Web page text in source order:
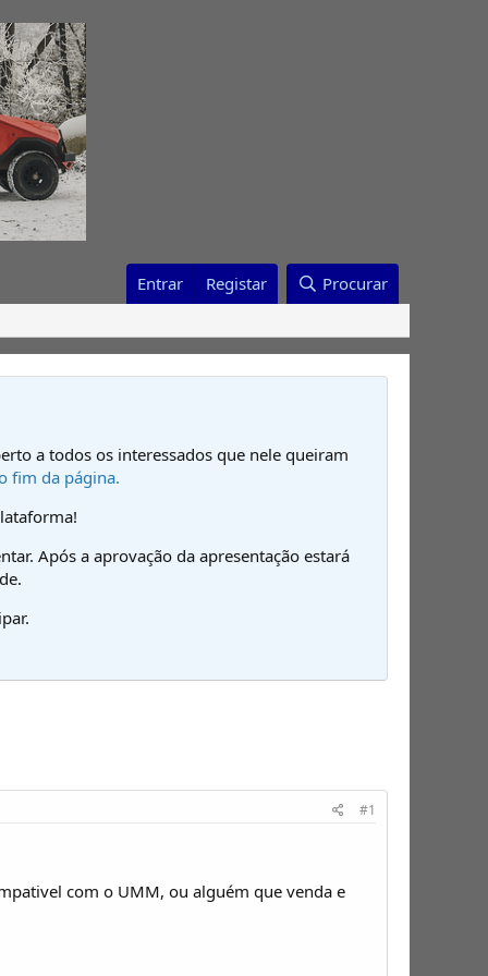
Entrar Registar Procurar
a todos os interessados que nele queiram
fim da página.
Após a aprovação da apresentação estará
#1
com o UMM, ou alguém que venda e